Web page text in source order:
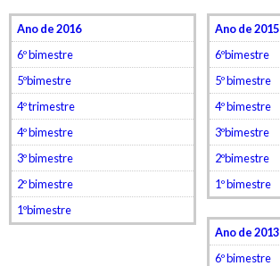
Ano de 2016
6º bimestre
5ºbimestre
4º trimestre
4º bimestre
3º bimestre
2º bimestre
1ºbimestre
Ano de 2015
6ºbimestre
5º bimestre
4º bimestre
3ºbimestre
2ºbimestre
1º bimestre
Ano de 2013
6º bimestre